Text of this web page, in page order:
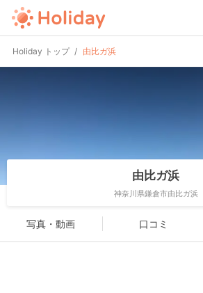
Holiday トップ 由比ガ浜
由比ガ浜
神奈川県鎌倉市由比ガ浜
写真・動画 口コミ